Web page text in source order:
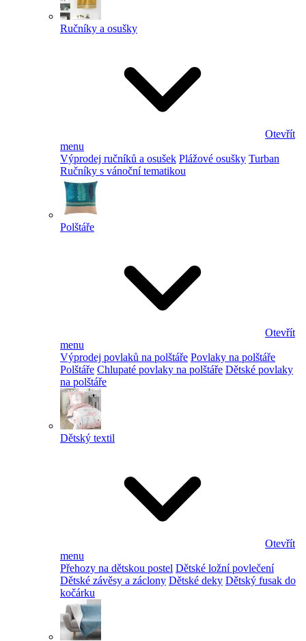
Ručníky a osušky
Otevřít
menu
Výprodej ručníků a osušek Plážové osušky Turban
Ručníky s vánoční tematikou
Polštáře
Otevřít
menu
Výprodej povlaků na polštáře Povlaky na polštáře
Polštáře Chlupaté povlaky na polštáře Dětské povlaky
na polštáře
Dětský textil
Otevřít
menu
Přehozy na dětskou postel Dětské ložní povlečení
Dětské závěsy a záclony Dětské deky Dětský fusak do
kočárku